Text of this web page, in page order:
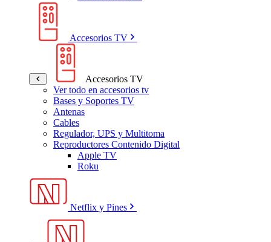
Accesorios TV
Accesorios TV
Ver todo en accesorios tv
Bases y Soportes TV
Antenas
Cables
Regulador, UPS y Multitoma
Reproductores Contenido Digital
Apple TV
Roku
Netflix y Pines